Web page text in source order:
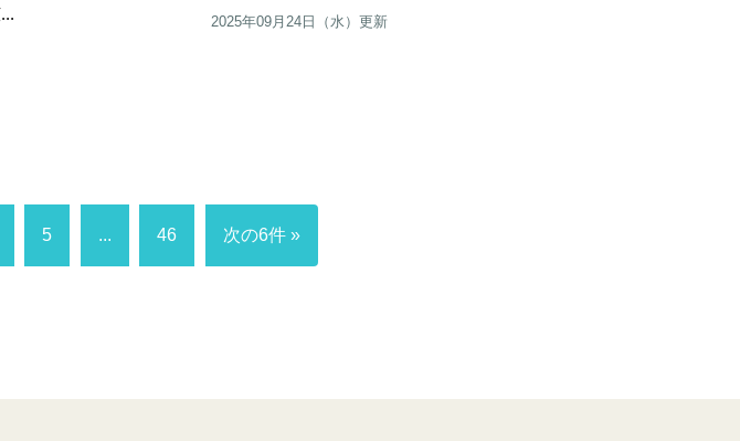
2025年09月24日（水）更新
5 ... 46 次の6件 »